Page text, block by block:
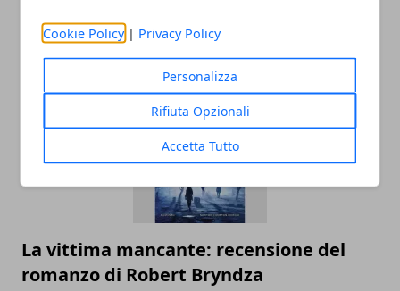
Cookie Policy | Privacy Policy
Personalizza
Rifiuta Opzionali
Accetta Tutto
ARTICOLI CORRELATI
La vittima mancante: recensione del
romanzo di Robert Bryndza